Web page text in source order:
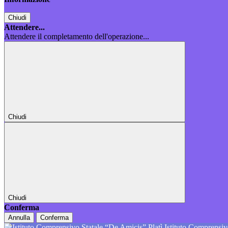
Chiudi
Attendere...
Attendere il completamento dell'operazione...
Chiudi
Chiudi
Conferma
Annulla Conferma